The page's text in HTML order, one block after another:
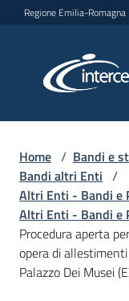
Vai al contenuto
Vai alla navigazione
Vai al footer
Regione Emilia-Romagna
L'Agenzia
Home / Bandi e
Bandi altri Enti /
Altri Enti - Bandi e
Altri Enti - Bandi e
Procedura aperta
opera di
Palazzo Dei Musei